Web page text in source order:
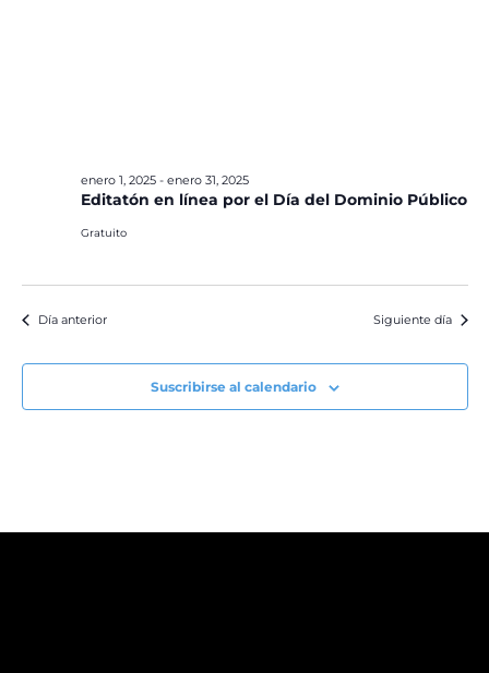
Editatón en línea por el Día del Dominio Público
enero 1, 2025- enero 31, 2025
Gratuito
Día anterior Siguiente día
Suscribirse al calendario